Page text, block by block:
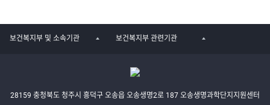
보건복지부 및 소속기관목
열
보건복지부 관련기관목
열
28159 충청북도 청주시 흥덕구 오송읍 오송생명2로 187 오송생명과학단지지원센터